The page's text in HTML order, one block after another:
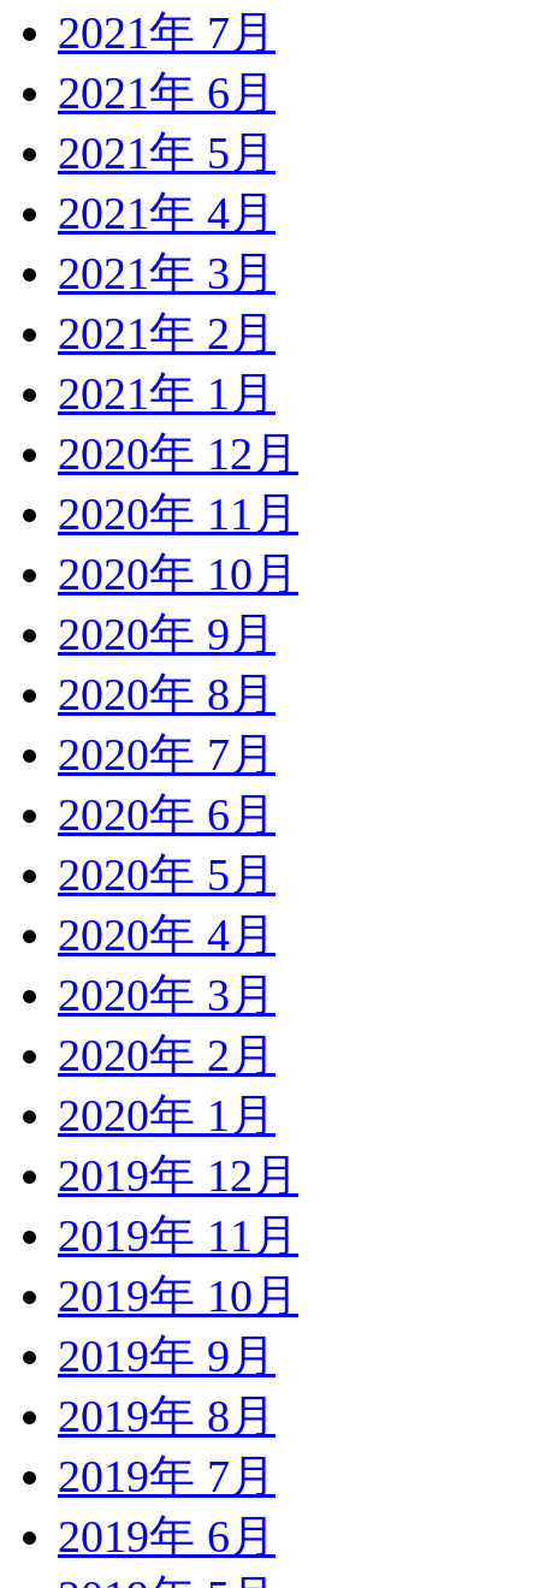
2021年 7月
2021年 6月
2021年 5月
2021年 4月
2021年 3月
2021年 2月
2021年 1月
2020年 12月
2020年 11月
2020年 10月
2020年 9月
2020年 8月
2020年 7月
2020年 6月
2020年 5月
2020年 4月
2020年 3月
2020年 2月
2020年 1月
2019年 12月
2019年 11月
2019年 10月
2019年 9月
2019年 8月
2019年 7月
2019年 6月